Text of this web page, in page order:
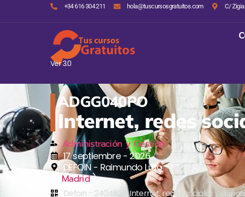
+34 616 304 211 hola@tuscursosgratuitos.com C/
Ver 3.0
ADGG040PO
Internet, redes
Administración y Gestión
17 septiembre - 2026
DEFOIN - Raimundo Lulio
Madrid)
Defoin - 240482 - Internet, redes sociales y